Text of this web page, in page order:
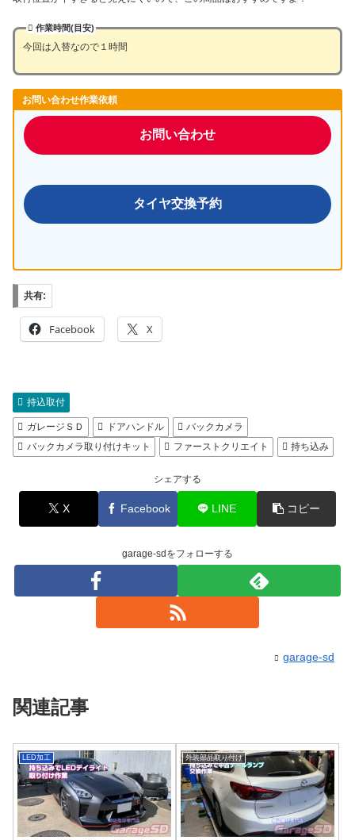
作業時間(目安)
今回は入替なので１時間
お問い合わせ作業依頼
お問い合わせ
タイヤ交換予約
共有:
Facebook X
持込取付
ガレージＳＤ ドアハンドル
バックカメラ
バックカメラ取り付けキット
ファーストクリエイト 持ち込み
シェアする
X Facebook LINE コピー
garage-sdをフォローする
garage-sd
関連記事
LED加工 外装部品取り付け